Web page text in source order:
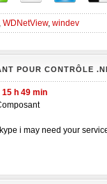
, WDNetView, windev
POUR CONTRÔLE
h 49 min
i may need your